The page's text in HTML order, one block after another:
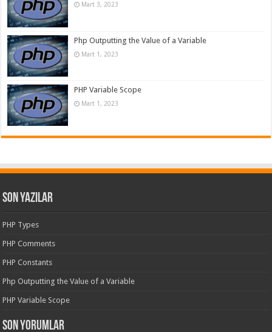
Mart 3, 2023
Php Outputting the Value of a Variable
Mart 1, 2023
PHP Variable Scope
Mart 1, 2023
Son Yazılar
PHP Types
PHP Comments
PHP Constants
Php Outputting the Value of a Variable
PHP Variable Scope
Son yorumlar